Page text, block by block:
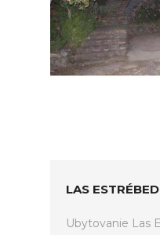
LAS
Ubytovanie Las